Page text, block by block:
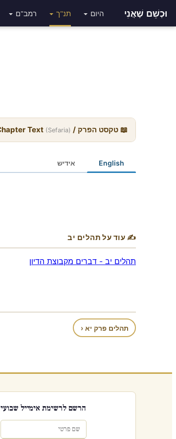
וּכְשֵׁם שֶׁאֲנִי היום תנ"ך רמב"ם
📖 טקסט הפרק / Chapter Text (Sefaria)
English אידיש
✍ עוד על תהלים יב
תהלים יב - דברים מקבוצת הדיון
תהלים פרק יא ‹
הרשם לרשימת אימייל שבועי